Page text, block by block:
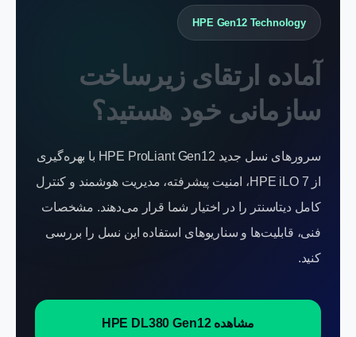
HPE Gen12 Technology
آماده ارتقای زیرساخت
سازمانی خود هستید؟
سرورهای نسل جدید HPE ProLiant Gen12 با بهره‌گیری
از HPE iLO 7، امنیت پیشرفته، مدیریت هوشمند و کنترل
کامل دیتاسنتر را در اختیار شما قرار می‌دهند. مشخصات
فنی، قابلیت‌ها و سناریوهای استفاده این نسل را بررسی
کنید.
مشاهده HPE DL380 Gen12